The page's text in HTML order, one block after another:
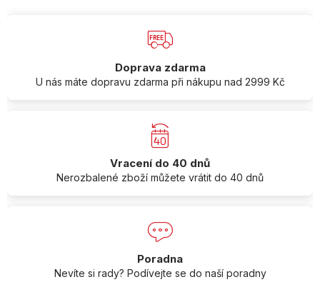
Doprava zdarma
U nás máte dopravu zdarma při nákupu nad 2999 Kč
Vracení do 40 dnů
Nerozbalené zboží můžete vrátit do 40 dnů
Poradna
Nevíte si rady? Podívejte se do naší poradny